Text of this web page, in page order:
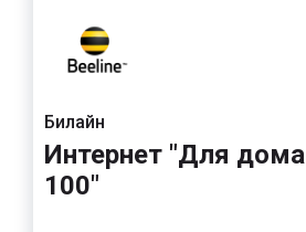
Билайн
Интернет "Для дома
100"